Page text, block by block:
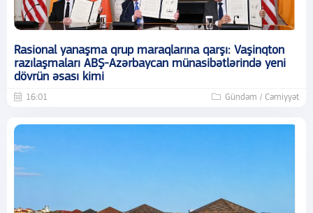
Rasional yanaşma qrup maraqlarına qarşı: Vaşinqton
razılaşmaları ABŞ-Azərbaycan münasibətlərində yeni
dövrün əsası kimi
16:01 Gündəm / Cəmiyyət